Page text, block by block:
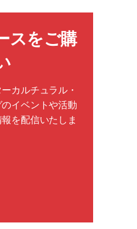
スをご購
カルチュラル・
イベントや活動
を配信いたしま